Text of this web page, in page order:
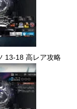
13-18 高レア攻略